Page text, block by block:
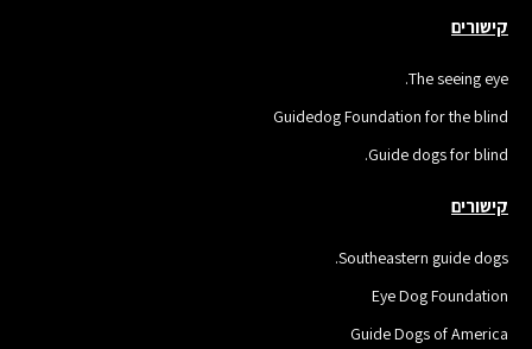
קישורים
The seeing eye.
Guidedog Foundation for the blind
Guide dogs for blind.
קישורים
Southeastern guide dogs.
Eye Dog Foundation
Guide Dogs of America